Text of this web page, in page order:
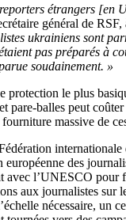
étrangers [en
général de
ukrainiens sont
pas préparés à
soudainement. »
protection le plus
pare-balles peut
massive de
internationale
européenne des
avec l’UNESCO pour
aux journalistes sur
nécessaire, un